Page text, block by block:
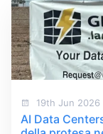
19th Jun 2026
AI Data